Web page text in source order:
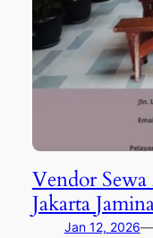
Vendor
Jakarta
Jan 12, 2026